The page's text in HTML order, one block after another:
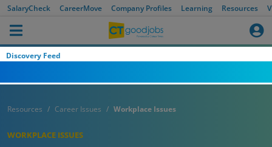
SalaryCheck CareerMove Company Profiles Learning Resources
Discovery Feed
Resources Career Issues Workplace Issues
WORKPLACE ISSUES